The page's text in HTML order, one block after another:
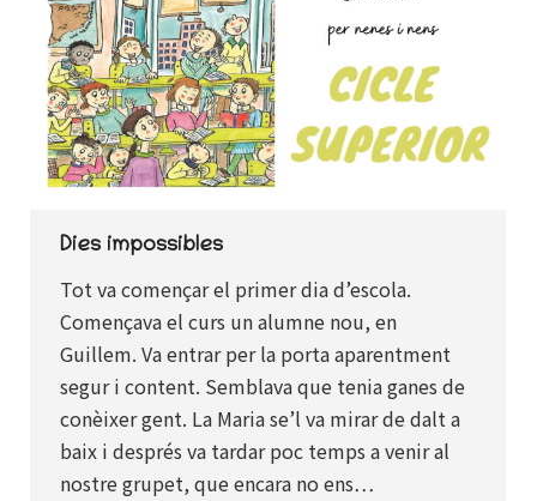
Dies impossibles
Tot va començar el primer dia d’escola.
Començava el curs un alumne nou, en
Guillem. Va entrar per la porta aparentment
segur i content. Semblava que tenia ganes de
conèixer gent. La Maria se’l va mirar de dalt a
baix i després va tardar poc temps a venir al
nostre grupet, que encara no ens…